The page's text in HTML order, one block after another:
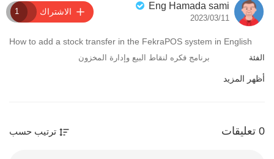
Eng Hamada sami
2023/03/11
الاشتراك 1
⁣⁣How to add a stock transfer in the FekraPOS system in English
الفئة برنامج فكره لنقاط البيع وإدارة المخزون
أظهر المزيد
0 تعليقات ترتيب حسب